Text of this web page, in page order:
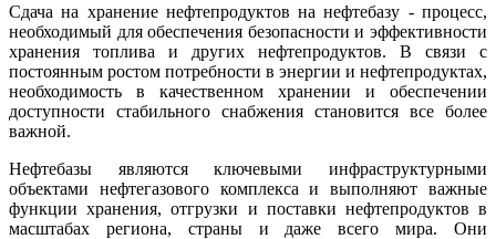
Сдача на хранение нефтепродуктов на нефтебазу - процесс,
необходимый для обеспечения безопасности и эффективности
хранения топлива и других нефтепродуктов. В связи с
постоянным ростом потребности в энергии и нефтепродуктах,
необходимость в качественном хранении и обеспечении
доступности стабильного снабжения становится все более
важной.
Нефтебазы являются ключевыми инфраструктурными
объектами нефтегазового комплекса и выполняют важные
функции хранения, отгрузки и поставки нефтепродуктов в
масштабах региона, страны и даже всего мира. Они